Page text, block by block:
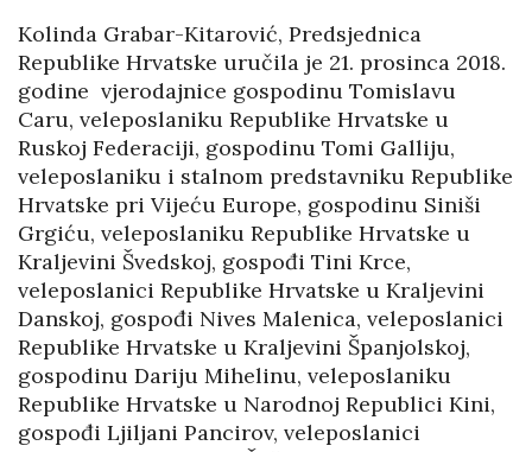
Kolinda Grabar-Kitarović, Predsjednica
Republike Hrvatske uručila je 21. prosinca 2018.
godine vjerodajnice gospodinu Tomislavu
Caru, veleposlaniku Republike Hrvatske u
Ruskoj Federaciji, gospodinu Tomi Galliju,
veleposlaniku i stalnom predstavniku Republike
Hrvatske pri Vijeću Europe, gospodinu Siniši
Grgiću, veleposlaniku Republike Hrvatske u
Kraljevini Švedskoj, gospođi Tini Krce,
veleposlanici Republike Hrvatske u Kraljevini
Danskoj, gospođi Nives Malenica, veleposlanici
Republike Hrvatske u Kraljevini Španjolskoj,
gospodinu Dariju Mihelinu, veleposlaniku
Republike Hrvatske u Narodnoj Republici Kini,
gospođi Ljiljani Pancirov, veleposlanici